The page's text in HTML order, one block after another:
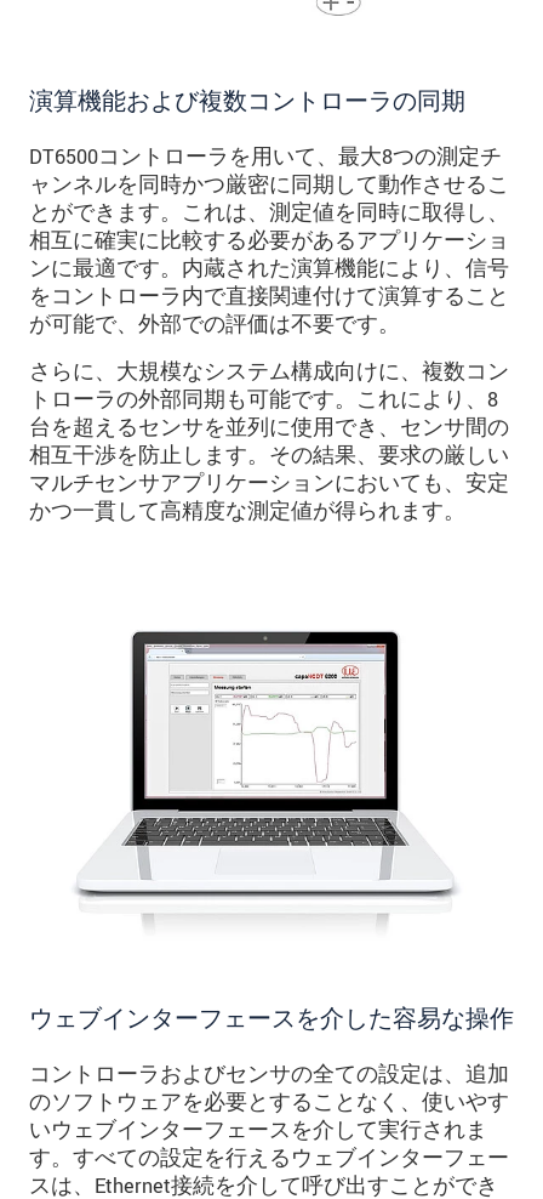
演算機能および複数コントローラの同期
DT6500コントローラを用いて、最大8つの測定チ
ャンネルを同時かつ厳密に同期して動作させるこ
とができます。これは、測定値を同時に取得し、
相互に確実に比較する必要があるアプリケーショ
ンに最適です。内蔵された演算機能により、信号
をコントローラ内で直接関連付けて演算すること
が可能で、外部での評価は不要です。
さらに、大規模なシステム構成向けに、複数コン
トローラの外部同期も可能です。これにより、8
台を超えるセンサを並列に使用でき、センサ間の
相互干渉を防止します。その結果、要求の厳しい
マルチセンサアプリケーションにおいても、安定
かつ一貫して高精度な測定値が得られます。
ウェブインターフェースを介した容易な操作
コントローラおよびセンサの全ての設定は、追加
のソフトウェアを必要とすることなく、使いやす
いウェブインターフェースを介して実行されま
す。すべての設定を行えるウェブインターフェー
スは、Ethernet接続を介して呼び出すことができ